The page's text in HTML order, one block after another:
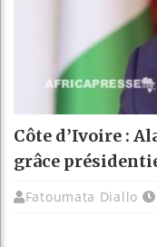
Côte d’Ivoire :
grâce
Fatoumata Diallo